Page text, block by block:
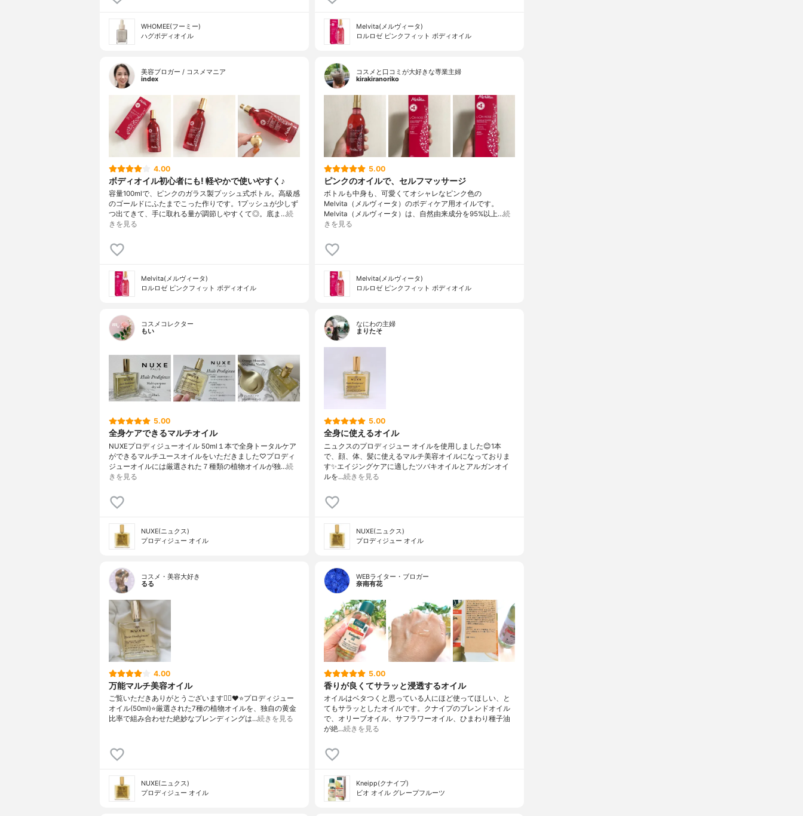
WHOMEE(フーミー)
ハグボディオイル
Melvita(メルヴィータ)
ロルロゼ ピンクフィット ボディオイル
美容ブロガー / コスメマニア
index
4.00
ボディオイル初心者にも! 軽やかで使いやすく♪
容量100mlで、ピンクのガラス製プッシュ式ボトル。高級感
のゴールドにふたまでこった作りです。1プッシュが少しず
つ出てきて、手に取れる量が調節しやすくて◎。底ま…続
きを見る
Melvita(メルヴィータ)
ロルロゼ ピンクフィット ボディオイル
コスメと口コミが大好きな専業主婦
kirakiranoriko
5.00
ピンクのオイルで、セルフマッサージ
ボトルも中身も、可愛くてオシャレなピンク色の
Melvita（メルヴィータ）のボディケア用オイルです。
Melvita（メルヴィータ）は、自然由来成分を95%以上…続
きを見る
Melvita(メルヴィータ)
ロルロゼ ピンクフィット ボディオイル
コスメコレクター
もい
5.00
全身ケアできるマルチオイル
NUXEプロディジューオイル 50ml１本で全身トータルケア
ができるマルチユースオイルをいただきました♡プロディ
ジューオイルには厳選された７種類の植物オイルが独…続
きを見る
NUXE(ニュクス)
プロディジュー オイル
なにわの主婦
まりたそ
5.00
全身に使えるオイル
ニュクスのプロディジュー オイルを使用しました😊1本
で、顔、体、髪に使えるマルチ美容オイルになっておりま
す✨エイジングケアに適したツバキオイルとアルガンオイ
ルを…続きを見る
NUXE(ニュクス)
プロディジュー オイル
コスメ・美容大好き
るる
4.00
万能マルチ美容オイル
ご覧いただきありがとうございます🙇‍♀️❤⭐プロディジュー
オイル(50ml)⭐厳選された7種の植物オイルを、独自の黄金
比率で組み合わせた絶妙なブレンディングは…続きを見る
NUXE(ニュクス)
プロディジュー オイル
WEBライター・ブロガー
奈南有花
5.00
香りが良くてサラッと浸透するオイル
オイルはベタつくと思っている人にほど使ってほしい、と
てもサラッとしたオイルです。クナイプのブレンドオイル
で、オリーブオイル、サフラワーオイル、ひまわり種子油
が絶…続きを見る
Kneipp(クナイプ)
ビオ オイル グレープフルーツ